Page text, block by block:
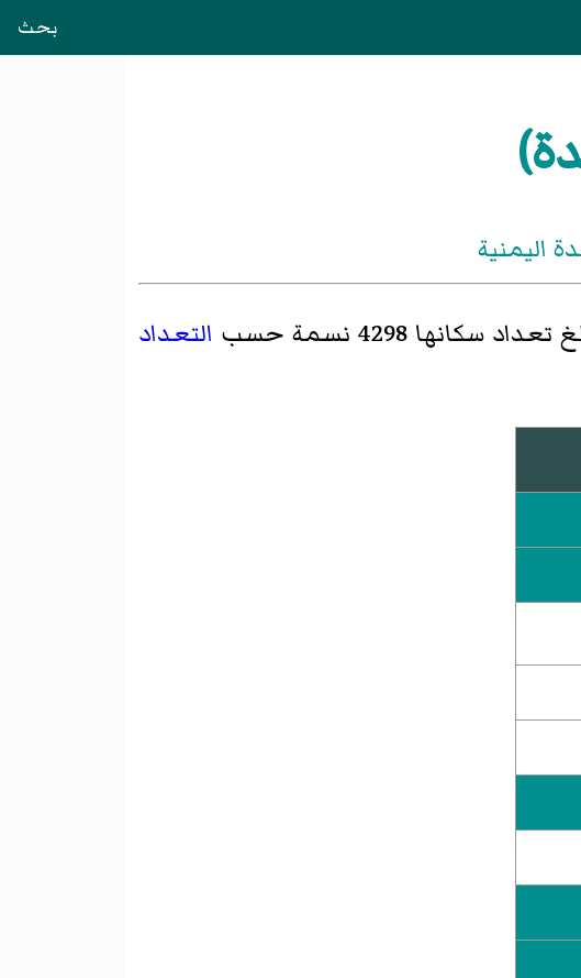
بحث
اليمنية
سكانها 4298 نسمة حسب
التعداد